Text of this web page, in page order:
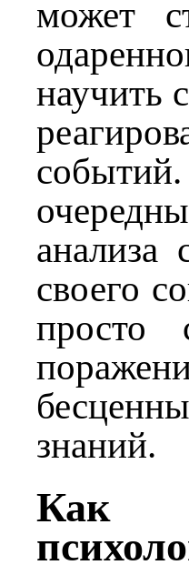
может
научить
анализа
своего
просто
знаний.
Как